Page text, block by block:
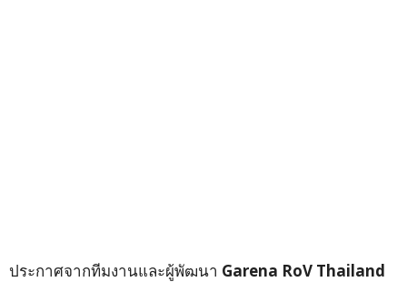
ประกาศจากทีมงานและผู้พัฒนา Garena RoV Thailand